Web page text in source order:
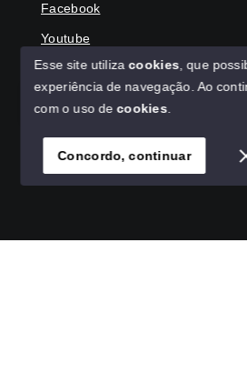
Olá! Agradecemos seu contato,
Facebook
Youtube
© Copyright 2026 - HAGA IMÓVEIS -
SITE PARA IMOBILIARIA
Esse site utilizacookies , que
experiência de navegação. Ao
com o uso decookies
Concordo, continuar